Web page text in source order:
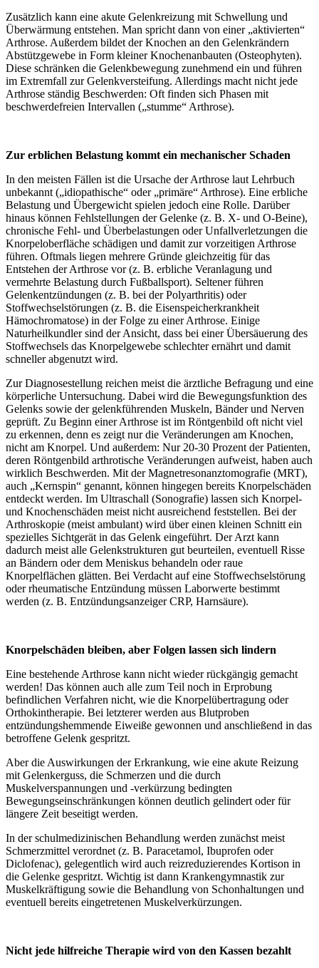
Zusätzlich kann eine akute Gelenkreizung mit Schwellung und
Überwärmung entstehen. Man spricht dann von einer „aktivierten“
Arthrose. Außerdem bildet der Knochen an den Gelenkrändern
Abstützgewebe in Form kleiner Knochenanbauten (Osteophyten).
Diese schränken die Gelenkbewegung zunehmend ein und führen
im Extremfall zur Gelenkversteifung. Allerdings macht nicht jede
Arthrose ständig Beschwerden: Oft finden sich Phasen mit
beschwerdefreien Intervallen („stumme“ Arthrose).
Zur erblichen Belastung kommt ein mechanischer Schaden
In den meisten Fällen ist die Ursache der Arthrose laut Lehrbuch
unbekannt („idiopathische“ oder „primäre“ Arthrose). Eine erbliche
Belastung und Übergewicht spielen jedoch eine Rolle. Darüber
hinaus können Fehlstellungen der Gelenke (z. B. X- und O-Beine),
chronische Fehl- und Überbelastungen oder Unfallverletzungen die
Knorpeloberfläche schädigen und damit zur vorzeitigen Arthrose
führen. Oftmals liegen mehrere Gründe gleichzeitig für das
Entstehen der Arthrose vor (z. B. erbliche Veranlagung und
vermehrte Belastung durch Fußballsport). Seltener führen
Gelenkentzündungen (z. B. bei der Polyarthritis) oder
Stoffwechselstörungen (z. B. die Eisenspeicherkrankheit
Hämochromatose) in der Folge zu einer Arthrose. Einige
Naturheilkundler sind der Ansicht, dass bei einer Übersäuerung des
Stoffwechsels das Knorpelgewebe schlechter ernährt und damit
schneller abgenutzt wird.
Zur Diagnosestellung reichen meist die ärztliche Befragung und eine
körperliche Untersuchung. Dabei wird die Bewegungsfunktion des
Gelenks sowie der gelenkführenden Muskeln, Bänder und Nerven
geprüft. Zu Beginn einer Arthrose ist im Röntgenbild oft nicht viel
zu erkennen, denn es zeigt nur die Veränderungen am Knochen,
nicht am Knorpel. Und außerdem: Nur 20-30 Prozent der Patienten,
deren Röntgenbild arthrotische Veränderungen aufweist, haben auch
wirklich Beschwerden. Mit der Magnetresonanztomografie (MRT),
auch „Kernspin“ genannt, können hingegen bereits Knorpelschäden
entdeckt werden. Im Ultraschall (Sonografie) lassen sich Knorpel-
und Knochenschäden meist nicht ausreichend feststellen. Bei der
Arthroskopie (meist ambulant) wird über einen kleinen Schnitt ein
spezielles Sichtgerät in das Gelenk eingeführt. Der Arzt kann
dadurch meist alle Gelenkstrukturen gut beurteilen, eventuell Risse
an Bändern oder dem Meniskus behandeln oder raue
Knorpelflächen glätten. Bei Verdacht auf eine Stoffwechselstörung
oder rheumatische Entzündung müssen Laborwerte bestimmt
werden (z. B. Entzündungsanzeiger CRP, Harnsäure).
Knorpelschäden bleiben, aber Folgen lassen sich lindern
Eine bestehende Arthrose kann nicht wieder rückgängig gemacht
werden! Das können auch alle zum Teil noch in Erprobung
befindlichen Verfahren nicht, wie die Knorpelübertragung oder
Orthokintherapie. Bei letzterer werden aus Blutproben
entzündungshemmende Eiweiße gewonnen und anschließend in das
betroffene Gelenk gespritzt.
Aber die Auswirkungen der Erkrankung, wie eine akute Reizung
mit Gelenkerguss, die Schmerzen und die durch
Muskelverspannungen und -verkürzung bedingten
Bewegungseinschränkungen können deutlich gelindert oder für
längere Zeit beseitigt werden.
In der schulmedizinischen Behandlung werden zunächst meist
Schmerzmittel verordnet (z. B. Paracetamol, Ibuprofen oder
Diclofenac), gelegentlich wird auch reizreduzierendes Kortison in
die Gelenke gespritzt. Wichtig ist dann Krankengymnastik zur
Muskelkräftigung sowie die Behandlung von Schonhaltungen und
eventuell bereits eingetretenen Muskelverkürzungen.
Nicht jede hilfreiche Therapie wird von den Kassen bezahlt